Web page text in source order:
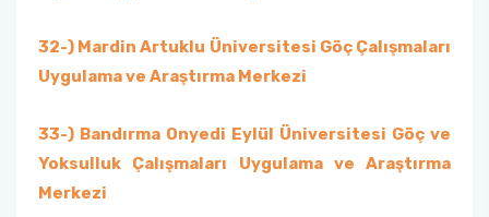
32-) Mardin Artuklu Üniversitesi Göç Çalışmaları
Uygulama ve Araştırma Merkezi
33-) Bandırma Onyedi Eylül Üniversitesi Göç ve
Yoksulluk Çalışmaları Uygulama ve Araştırma
Merkezi